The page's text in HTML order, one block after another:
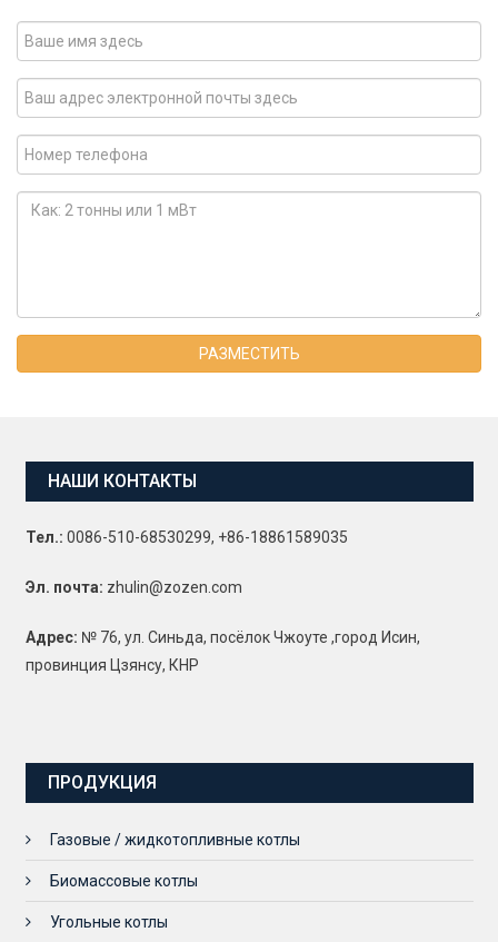
РАЗМЕСТИТЬ
НАШИ КОНТАКТЫ
Тел.: 0086-510-68530299, +86-18861589035
Эл. почта: zhulin@zozen.com
Адрес: № 76, ул. Синьда, посёлок Чжоуте ,город Исин,
провинция Цзянсу, КНР
ПРОДУКЦИЯ
Газовые / жидкотопливные котлы
Биомассовые котлы
Угольные котлы